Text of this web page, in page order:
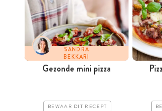
SANDRA
BEKKARI
Gezonde mini pizza
BEWAAR DIT RECEPT